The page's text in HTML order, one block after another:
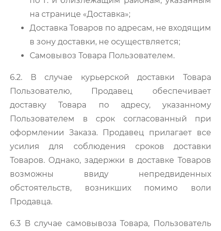
на странице «Доставка»;
Доставка Товаров по адресам, не входящим
в зону доставки, не осуществляется;
Самовывоз Товара Пользователем.
6.2. В случае курьерской доставки Товара
Пользователю, Продавец обеспечивает
доставку Товара по адресу, указанному
Пользователем в срок согласованный при
оформлении Заказа. Продавец прилагает все
усилия для соблюдения сроков доставки
Товаров. Однако, задержки в доставке Товаров
возможны ввиду непредвиденных
обстоятельств, возникших помимо воли
Продавца.
6.3 В случае самовывоза Товара, Пользователь